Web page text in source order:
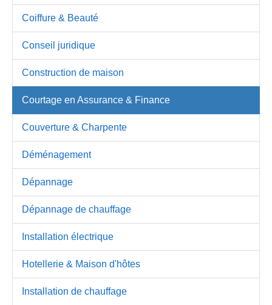
Coiffure & Beauté
Conseil juridique
Construction de maison
Courtage en Assurance & Finance
Couverture & Charpente
Déménagement
Dépannage
Dépannage de chauffage
Installation électrique
Hotellerie & Maison d'hôtes
Installation de chauffage